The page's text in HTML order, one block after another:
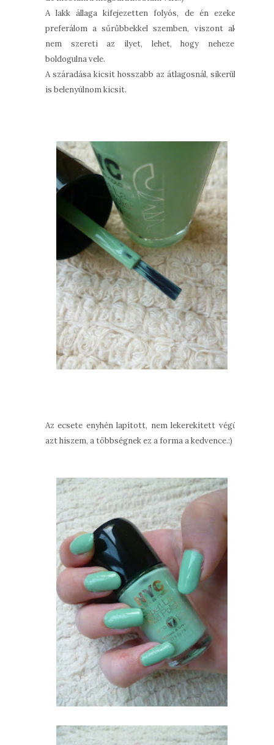
A lakk állaga kifejezetten folyós, de én ezeket
preferálom a sűrűbbekkel szemben, viszont aki
nem szereti az ilyet, lehet, hogy nehezen
boldogulna vele.
A száradása kicsit hosszabb az átlagosnál, sikerült
is belenyúlnom kicsit.
Az ecsete enyhén lapított, nem lekerekített végű,
azt hiszem, a többségnek ez a forma a kedvence.:)